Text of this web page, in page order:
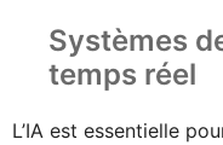
Systèmes
temps réel
L’IA est essentielle